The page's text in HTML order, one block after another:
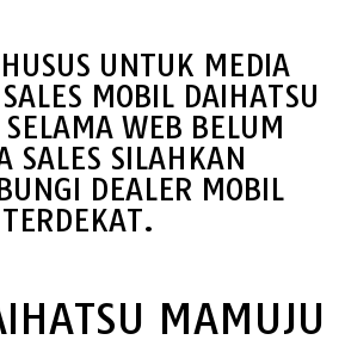
UNTUK MEDIA
MOBIL DAIHATSU
WEB BELUM
SALES SILAHKAN
DEALER MOBIL
TERDEKAT.
MAMUJU